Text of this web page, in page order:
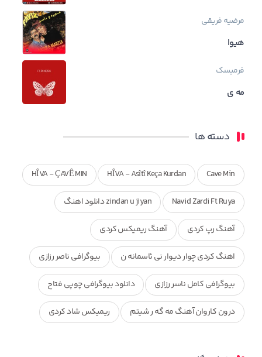
مرضیه فریقی
هیوا
فرمیسک
مه ی
دسته ها
Cave Min
HÎVA - Asîtî Keça Kurdan
HÎVA - ÇAVÊ MIN
Navid Zardi Ft Ruya zindan u jiyan دانلود اهنگ
آهنگ رپ کردی آهنگ ریمیکس کردی
اهنگ کردی چوار دیوار نی ئاسمانه ن بیوگرافی ناصر رزازی
بیوگرافی کامل ناسر رزازی دانلود بیوگرافی چوپی فتاح
درون کاروان آهنگ مه گه ر شیتم ریمیکس شاد کردی